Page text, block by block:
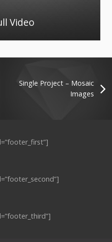
Video
Single Project – Mosaic
Images